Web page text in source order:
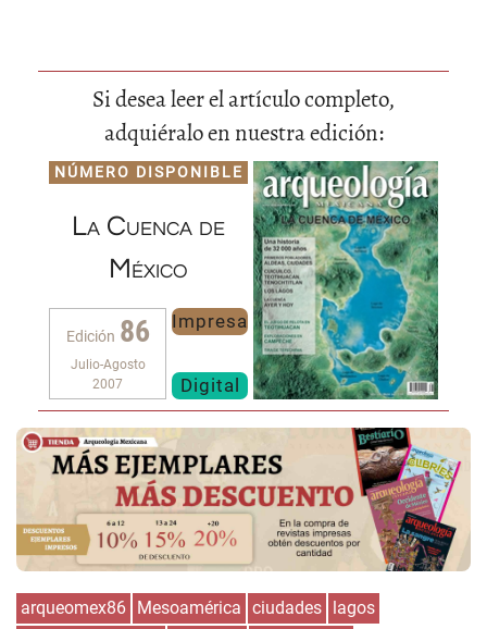
Si desea leer el artículo completo,
adquiéralo en nuestra edición:
NÚMERO DISPONIBLE
La Cuenca de
México
Edición 86
Julio-Agosto
2007
Impresa
Digital
arqueomex86 Mesoamérica ciudades lagos